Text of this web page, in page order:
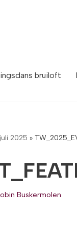
bruiloft
2025 »
Buskermolen